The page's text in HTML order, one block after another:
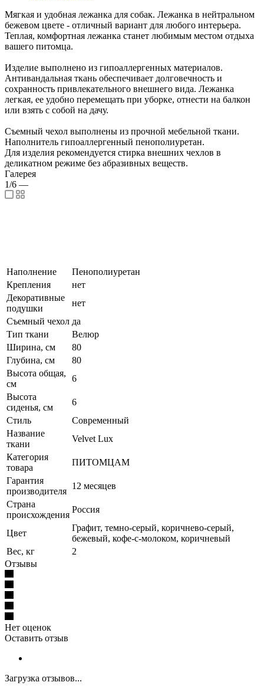
Мягкая и удобная лежанка для собак. Лежанка в нейтральном
бежевом цвете - отличный вариант для любого интерьера.
Теплая, комфортная лежанка станет любимым местом отдыха
вашего питомца.
Изделие выполнено из гипоаллергенных материалов.
Антивандальная ткань обеспечивает долговечность и
сохранность привлекательного внешнего вида. Лежанка
легкая, ее удобно перемещать при уборке, отнести на балкон
или взять с собой на дачу.
Съемный чехол выполнены из прочной мебельной ткани.
Наполнитель гипоаллергенный пенополиуретан.
Для изделия рекомендуется стирка внешних чехлов в
деликатном режиме без абразивных веществ.
Галерея
1/6 —
Наполнение
Пенополиуретан
Крепления
нет
Декоративные
подушки
нет
Съемный чехол да
Тип ткани
Велюр
Ширина, см
80
Глубина, см
80
Высота общая,
см
6
Высота
сиденья, см
6
Стиль
Современный
Название
ткани
Velvet Lux
Категория
товара
ПИТОМЦАМ
Гарантия
производителя
12 месяцев
Страна
происхождения
Россия
Цвет
Графит, темно-серый, коричнево-серый,
бежевый, кофе-с-молоком, коричневый
Вес, кг
2
Отзывы
Нет оценок
Оставить отзыв
Загрузка отзывов...